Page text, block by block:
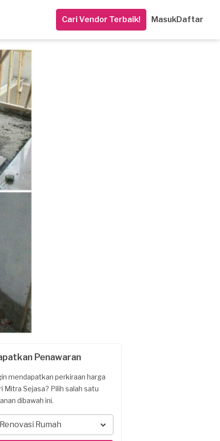
Cari Vendor Terbaik! MasukDaftar
Penawaran
mendapatkan perkiraan harga
Mitra Sejasa? Pilih salah satu
dibawah ini.
Renovasi Rumah